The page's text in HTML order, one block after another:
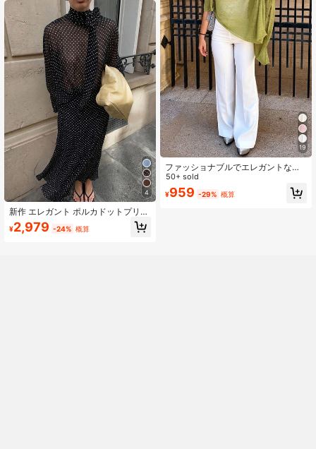
トスタイル、バケーションに適して
います
4
新作 エレガント ポルカドットプリン
ト トップス リボン付き ランタンス
リーブ スカート 2点セット ブラック
¥2,979 -24% 概算
19
ファッショナブルでエレガントなル
ーズニットショールカーディガン、
レディース ルーズフィット、軽量、
カジュアル トラベル ビーチ 多用途
50+ sold
¥959 -29% 概算